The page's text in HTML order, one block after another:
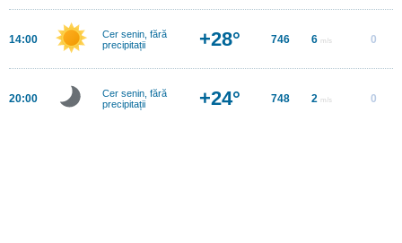
14:00
Cer senin, fără
precipitații
+28° 746 6 m/s 0
20:00
Cer senin, fără
precipitații
+24° 748 2 m/s 0